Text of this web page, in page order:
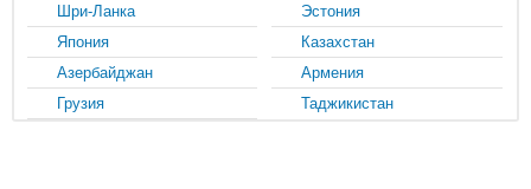
Шри-Ланка
Эстония
Япония
Казахстан
Азербайджан
Армения
Грузия
Таджикистан